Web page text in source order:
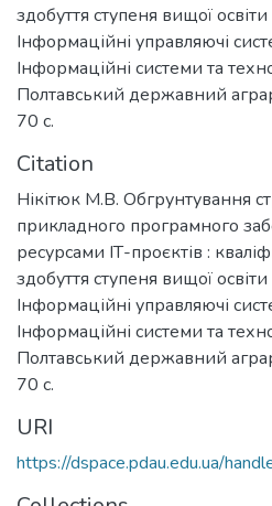
здобуття ступеня вищої
Інформаційні управляючі
Інформаційні системи та
Полтавський державний
70 с.
Citation
Нікітюк М.В. Обгрунтування
прикладного програмного
ресурсами ІТ-проєктів :
здобуття ступеня вищої
Інформаційні управляючі
Інформаційні системи та
Полтавський державний
70 с.
URI
https://dspace.pdau.edu.ua/